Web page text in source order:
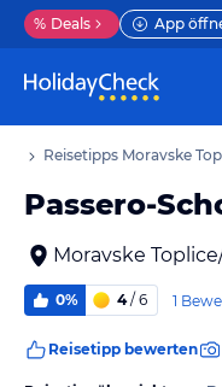
% Deals App
Reisetipps Moravske
Passero-
Moravske
0% 4/ 6 1
Reisetipp bewerten